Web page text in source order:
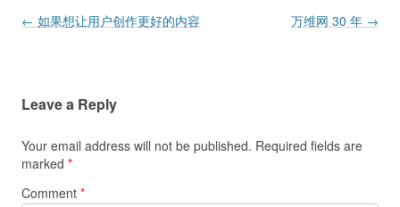
Post navigation
← 如果想让用户创作更好的内容 万维网 30 年 →
Leave a Reply
Your email address will not be published. Required fields are
marked *
Comment *